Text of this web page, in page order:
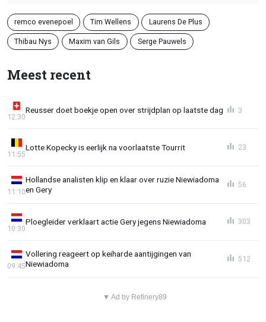
remco evenepoel Tim Wellens Laurens De Plus
Thibau Nys Maxim van Gils Serge Pauwels
Meest recent
Reusser doet boekje open over strijdplan op laatste dag
12:30
3
Lotte Kopecky is eerlijk na voorlaatste Tourrit
11:55
23
Hollandse analisten klip en klaar over ruzie Niewiadoma
en Gery
11:10
56
Ploegleider verklaart actie Gery jegens Niewiadoma
10:30
303
Vollering reageert op keiharde aantijgingen van
Niewiadoma
09:45
512
▼ Ad by Refinery89